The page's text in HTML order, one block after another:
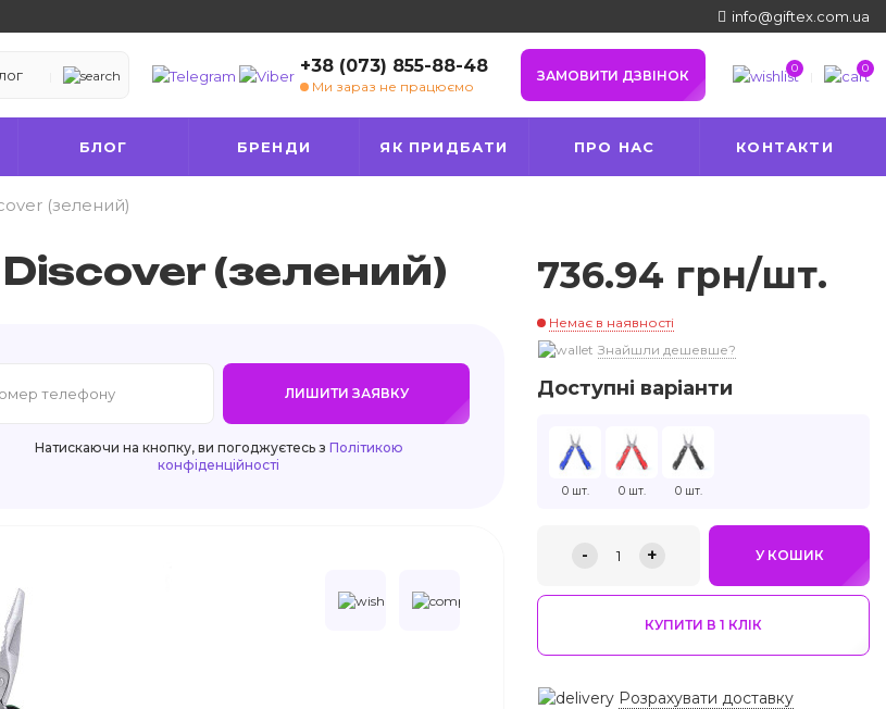
info@giftex.com.ua
+38 (073) 855-88-48
Ми зараз не працюємо
ЗАМОВИТИ ДЗВІНОК 0 0
БЛОГ БРЕНДИ ЯК ПРИДБАТИ ПРО НАС КОНТАКТИ
(зелений)
(зелений)
ЛИШИТИ ЗАЯВКУ
Натискаючи на кнопку, ви погоджуєтесь з Політикою
конфіденційності
736.94 грн/шт.
Немає в наявності
Знайшли дешевше?
Доступні варіанти
0 шт. 0 шт. 0 шт.
- 1 + У КОШИК
КУПИТИ В 1 КЛIК
Розрахувати доставку